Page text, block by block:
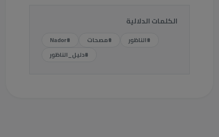
الكلمات الدلالية
#الناظور #مصحات
#Nador
#دليل_الناظور